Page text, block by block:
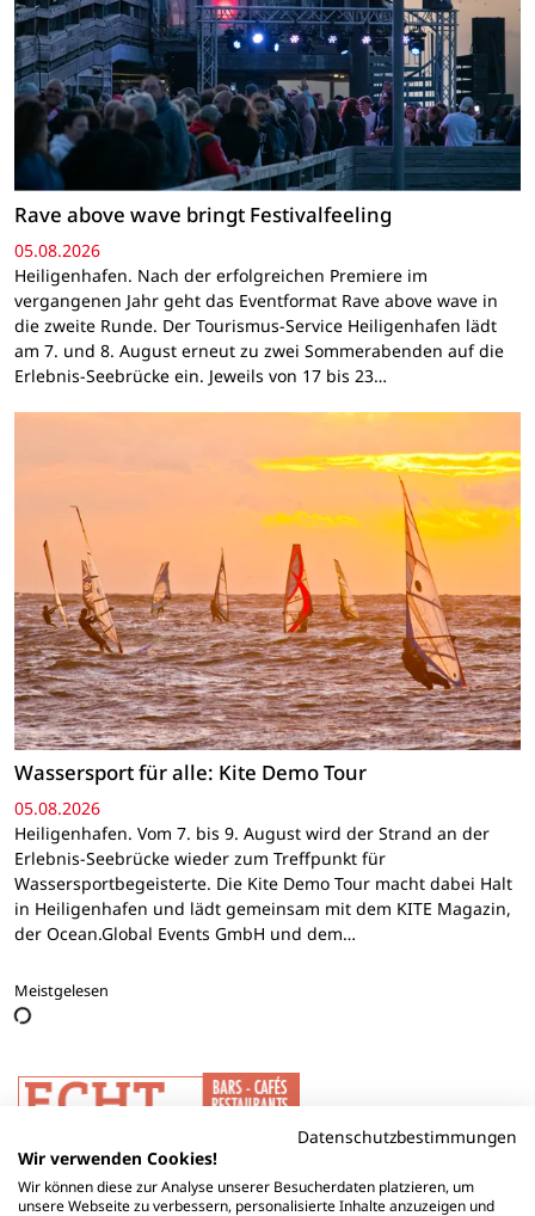
Rave above wave bringt Festivalfeeling
05.08.2026
Heiligenhafen. Nach der erfolgreichen Premiere im
vergangenen Jahr geht das Eventformat Rave above wave in
die zweite Runde. Der Tourismus-Service Heiligenhafen lädt
am 7. und 8. August erneut zu zwei Sommerabenden auf die
Erlebnis-Seebrücke ein. Jeweils von 17 bis 23…
Wassersport für alle: Kite Demo Tour
05.08.2026
Heiligenhafen. Vom 7. bis 9. August wird der Strand an der
Erlebnis-Seebrücke wieder zum Treffpunkt für
Wassersportbegeisterte. Die Kite Demo Tour macht dabei Halt
in Heiligenhafen und lädt gemeinsam mit dem KITE Magazin,
der Ocean.Global Events GmbH und dem…
Meistgelesen
Datenschutzbestimmungen
Wir verwenden Cookies!
Wir können diese zur Analyse unserer Besucherdaten platzieren, um
unsere Webseite zu verbessern, personalisierte Inhalte anzuzeigen und